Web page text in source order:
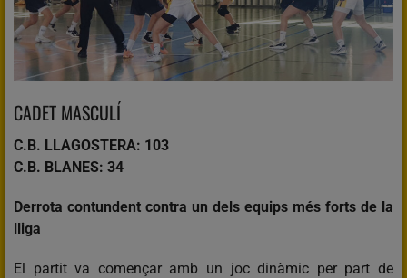
CADET MASCULÍ
C.B. LLAGOSTERA: 103
C.B. BLANES: 34
Derrota contundent contra un dels equips més forts de la
lliga
El partit va començar amb un joc dinàmic per part de